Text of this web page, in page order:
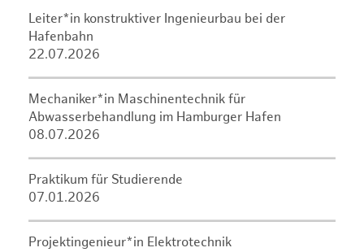
Leiter*in konstruktiver Ingenieurbau bei der
Hafenbahn
22.07.2026
Mechaniker*in Maschinentechnik für
Abwasserbehandlung im Hamburger Hafen
08.07.2026
Praktikum für Studierende
07.01.2026
Projektingenieur*in Elektrotechnik